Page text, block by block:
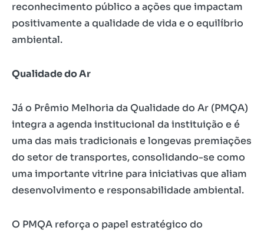
reconhecimento público a ações que impactam
positivamente a qualidade de vida e o equilíbrio
ambiental.
Qualidade do Ar
Já o Prêmio Melhoria da Qualidade do Ar (PMQA)
integra a agenda institucional da instituição e é
uma das mais tradicionais e longevas premiações
do setor de transportes, consolidando-se como
uma importante vitrine para iniciativas que aliam
desenvolvimento e responsabilidade ambiental.
O PMQA reforça o papel estratégico do